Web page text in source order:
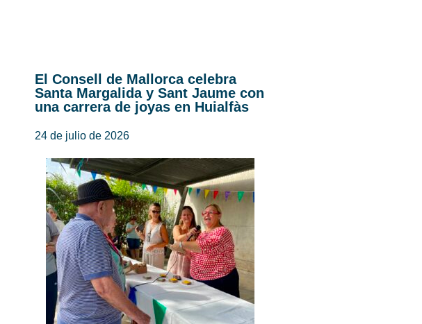
El Consell de Mallorca celebra
Santa Margalida y Sant Jaume con
una carrera de joyas en Huialfàs
24 de julio de 2026